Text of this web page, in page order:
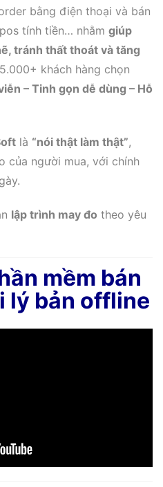
bằng điện thoại và bán
tính tiền… nhằm giúp
tránh thất thoát và tăng
khách hàng chọn
– Tinh gọn dễ dùng – Hỗ
là “nói thật làm thật”,
của người mua, với chính
lập trình may đo theo yêu
mềm bán
lý bản offline